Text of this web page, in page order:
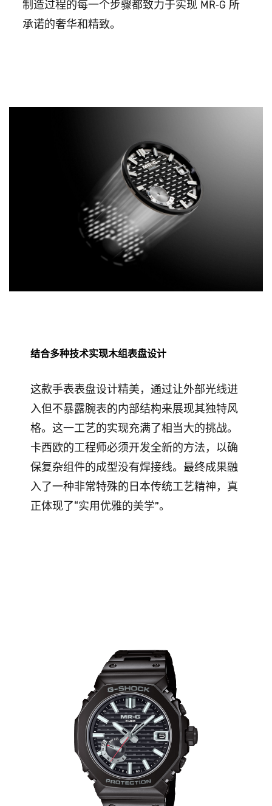
制造过程的每一个步骤都致力于实现 MR-G 所
承诺的奢华和精致。
结合多种技术实现木组表盘设计
这款手表表盘设计精美，通过让外部光线进
入但不暴露腕表的内部结构来展现其独特风
格。这一工艺的实现充满了相当大的挑战。
卡西欧的工程师必须开发全新的方法，以确
保复杂组件的成型没有焊接线。最终成果融
入了一种非常特殊的日本传统工艺精神，真
正体现了“实用优雅的美学”。